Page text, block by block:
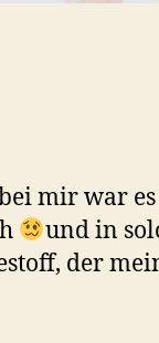
mir war
und in
der